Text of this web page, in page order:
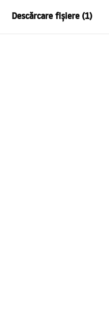
Metodă de montaj
Material
Descărcare fișiere (1)